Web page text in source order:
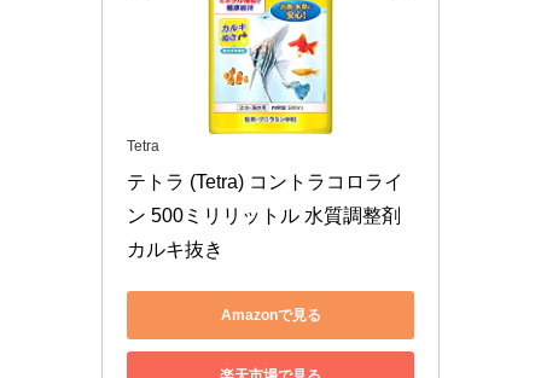
Tetra
テトラ (Tetra) コントラコロライ
ン 500ミリリットル 水質調整剤
カルキ抜き
Amazonで見る